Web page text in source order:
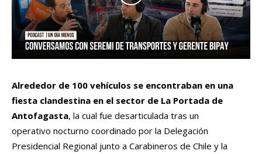
Alrededor de 100 vehículos se encontraban en una
fiesta clandestina en el sector de La Portada de
Antofagasta, la cual fue desarticulada tras un
operativo nocturno coordinado por la Delegación
Presidencial Regional junto a Carabineros de Chile y la